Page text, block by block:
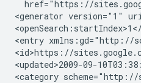
href="https://
<generator version="1"
<entry xmlns:gd="http://
<id>https://
<updated>2009-09-
<category